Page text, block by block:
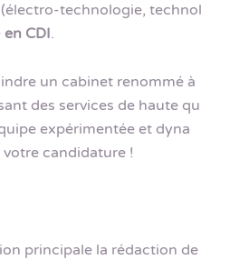
technologie, technol
en CDI.
un cabinet renommé à
des services de haute qu
expérimentée et dyna
candidature !
principale la rédaction de